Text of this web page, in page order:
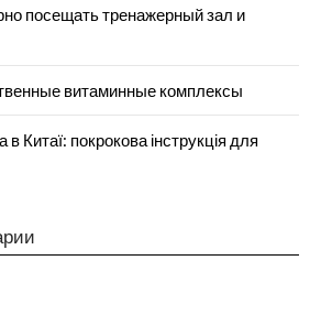
посещать тренажерный зал и
витаминные комплексы
Китаї: покрокова інструкція для